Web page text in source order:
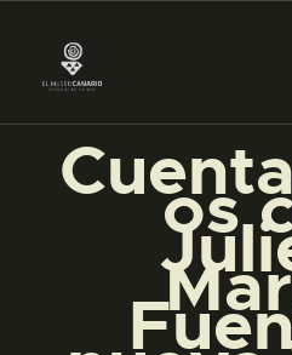
os
PREPARAR LA
ACTIVIDADES
█